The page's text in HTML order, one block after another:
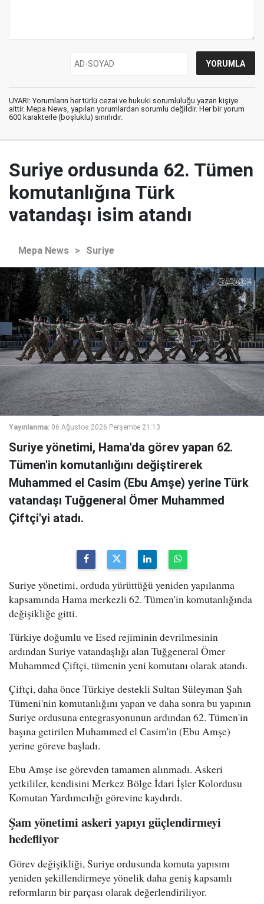
UYARI: Yorumların her türlü cezai ve hukuki sorumluluğu yazan kişiye
aittir. Mepa News, yapılan yorumlardan sorumlu değildir. Her bir yorum
600 karakterle (boşluklu) sınırlıdır.
Suriye ordusunda 62. Tümen
komutanlığına Türk
vatandaşı isim atandı
Mepa News > Suriye
Yayınlanma: 06 Ağustos 2026 Perşembe 21:13
Suriye yönetimi, Hama'da görev yapan 62.
Tümen'in komutanlığını değiştirerek
Muhammed el Casim (Ebu Amşe) yerine Türk
vatandaşı Tuğgeneral Ömer Muhammed
Çiftçi'yi atadı.
Suriye yönetimi, orduda yürüttüğü yeniden yapılanma
kapsamında Hama merkezli 62. Tümen'in komutanlığında
değişikliğe gitti.
Türkiye doğumlu ve Esed rejiminin devrilmesinin
ardından Suriye vatandaşlığı alan Tuğgeneral Ömer
Muhammed Çiftçi, tümenin yeni komutanı olarak atandı.
Çiftçi, daha önce Türkiye destekli Sultan Süleyman Şah
Tümeni'nin komutanlığını yapan ve daha sonra bu yapının
Suriye ordusuna entegrasyonunun ardından 62. Tümen'in
başına getirilen Muhammed el Casim'in (Ebu Amşe)
yerine göreve başladı.
Ebu Amşe ise görevden tamamen alınmadı. Askeri
yetkililer, kendisini Merkez Bölge İdari İşler Kolordusu
Komutan Yardımcılığı görevine kaydırdı.
Şam yönetimi askeri yapıyı güçlendirmeyi
hedefliyor
Görev değişikliği, Suriye ordusunda komuta yapısını
yeniden şekillendirmeye yönelik daha geniş kapsamlı
reformların bir parçası olarak değerlendiriliyor.